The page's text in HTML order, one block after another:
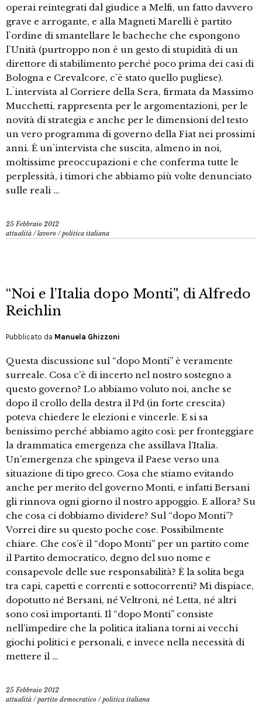
operai reintegrati dal giudice a Melfi, un fatto davvero
grave e arrogante, e alla Magneti Marelli è partito
l`ordine di smantellare le bacheche che espongono
l`Unità (purtroppo non è un gesto di stupidità di un
direttore di stabilimento perché poco prima dei casi di
Bologna e Crevalcore, c`è stato quello pugliese).
L`intervista al Corriere della Sera, firmata da Massimo
Mucchetti, rappresenta per le argomentazioni, per le
novità di strategia e anche per le dimensioni del testo
un vero programma di governo della Fiat nei prossimi
anni. È un`intervista che suscita, almeno in noi,
moltissime preoccupazioni e che conferma tutte le
perplessità, i timori che abbiamo più volte denunciato
sulle reali …
25 Febbraio 2012
attualità /lavoro /politica italiana
“Noi e l’Italia dopo Monti”, di Alfredo
Reichlin
Pubblicato da Manuela Ghizzoni
Questa discussione sul “dopo Monti” è veramente
surreale. Cosa c’è di incerto nel nostro sostegno a
questo governo? Lo abbiamo voluto noi, anche se
dopo il crollo della destra il Pd (in forte crescita)
poteva chiedere le elezioni e vincerle. E si sa
benissimo perché abbiamo agito così: per fronteggiare
la drammatica emergenza che assillava l’Italia.
Un’emergenza che spingeva il Paese verso una
situazione di tipo greco. Cosa che stiamo evitando
anche per merito del governo Monti, e infatti Bersani
gli rinnova ogni giorno il nostro appoggio. E allora? Su
che cosa ci dobbiamo dividere? Sul “dopo Monti”?
Vorrei dire su questo poche cose. Possibilmente
chiare. Che cos’è il “dopo Monti” per un partito come
il Partito democratico, degno del suo nome e
consapevole delle sue responsabilità? È la solita bega
tra capi, capetti e correnti e sottocorrenti? Mi dispiace,
dopotutto né Bersani, né Veltroni, né Letta, né altri
sono così importanti. Il “dopo Monti” consiste
nell’impedire che la politica italiana torni ai vecchi
giochi politici e personali, e invece nella necessità di
mettere il …
25 Febbraio 2012
attualità /partito democratico /politica italiana